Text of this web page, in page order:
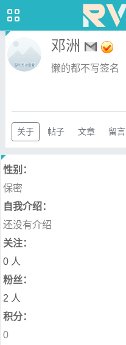
邓洲
懒的都不写签名
关于 帖子 文章 留言
性别：
保密
自我介绍：
还没有介绍
关注：
0 人
粉丝：
2 人
积分：
0